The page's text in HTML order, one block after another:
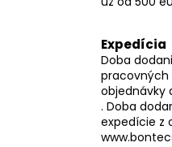
Expedícia
Doba
pracovných
objednávky
. Doba
expedície z